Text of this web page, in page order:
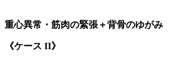
重心異常・筋肉の緊張＋背骨のゆがみ
《ケース II》